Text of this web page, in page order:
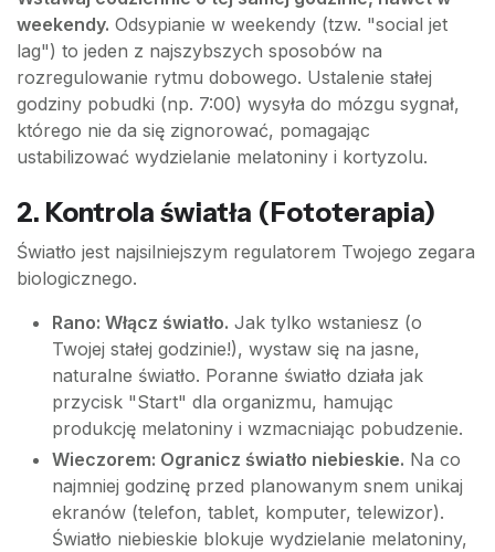
weekendy. Odsypianie w weekendy (tzw. "social jet
lag") to jeden z najszybszych sposobów na
rozregulowanie rytmu dobowego. Ustalenie stałej
godziny pobudki (np. 7:00) wysyła do mózgu sygnał,
którego nie da się zignorować, pomagając
ustabilizować wydzielanie melatoniny i kortyzolu.
2. Kontrola światła (Fototerapia)
Światło jest najsilniejszym regulatorem Twojego zegara
biologicznego.
Rano: Włącz światło. Jak tylko wstaniesz (o
Twojej stałej godzinie!), wystaw się na jasne,
naturalne światło. Poranne światło działa jak
przycisk "Start" dla organizmu, hamując
produkcję melatoniny i wzmacniając pobudzenie.
Wieczorem: Ogranicz światło niebieskie. Na co
najmniej godzinę przed planowanym snem unikaj
ekranów (telefon, tablet, komputer, telewizor).
Światło niebieskie blokuje wydzielanie melatoniny,